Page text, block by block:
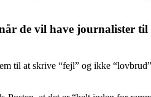
de vil have journalister
til at skrive “fejl” og ikke